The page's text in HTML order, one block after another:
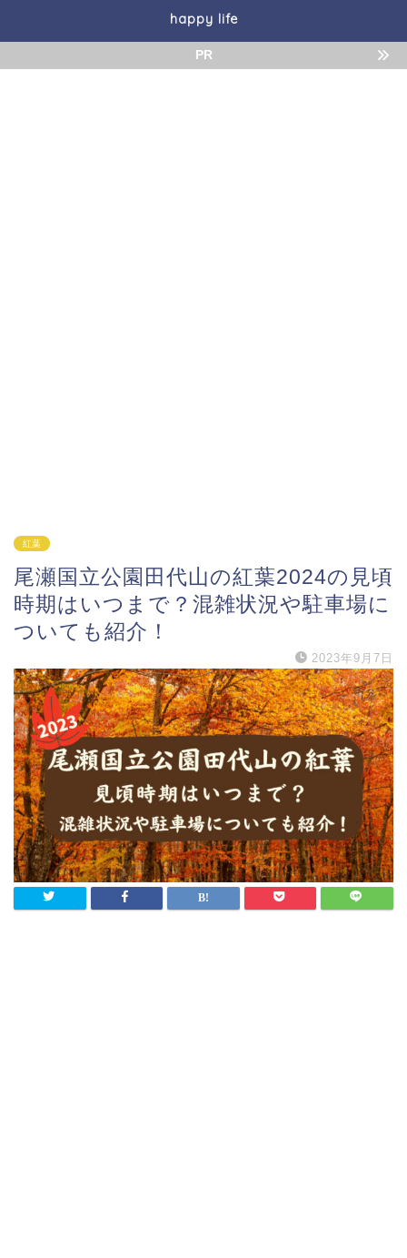
happy life
PR
紅葉
尾瀬国立公園田代山の紅葉2024の見頃
時期はいつまで？混雑状況や駐車場に
ついても紹介！
2023年9月7日